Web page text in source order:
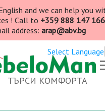
and we can help you
! Call to +359 888 147 166
address: arap@abv.bg
Select Language
ТЪРСИ КОМФОРТА